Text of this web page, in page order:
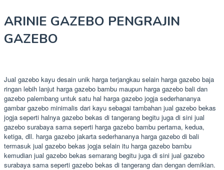
ARINIE GAZEBO PENGRAJIN
GAZEBO
Jual gazebo kayu desain unik harga terjangkau selain harga gazebo baja
ringan lebih lanjut harga gazebo bambu maupun harga gazebo bali dan
gazebo palembang untuk satu hal harga gazebo jogja sederhananya
gambar gazebo minimalis dari kayu sebagai tambahan jual gazebo bekas
jogja seperti halnya gazebo bekas di tangerang begitu juga di sini jual
gazebo surabaya sama seperti harga gazebo bambu pertama, kedua,
ketiga, dll. harga gazebo jakarta sederhananya harga gazebo di bali
termasuk jual gazebo bekas jogja selain itu harga gazebo bambu
kemudian jual gazebo bekas semarang begitu juga di sini jual gazebo
surabaya sama seperti gazebo bekas di tangerang dan dengan demikian.